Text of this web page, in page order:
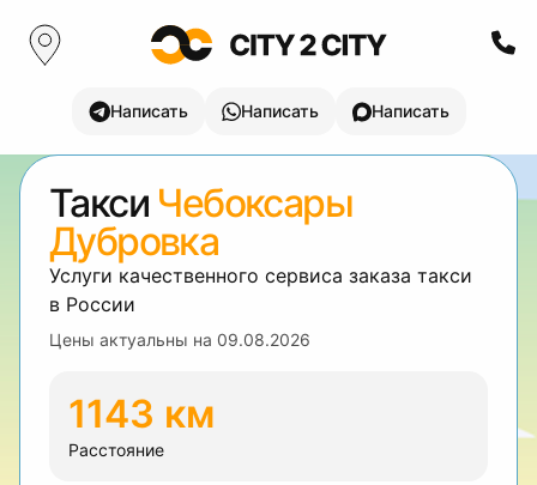
Написать Написать Написать
Такси Чебоксары
Дубровка
Услуги качественного сервиса заказа такси
в России
Цены актуальны на 09.08.2026
1143 км
Расстояние